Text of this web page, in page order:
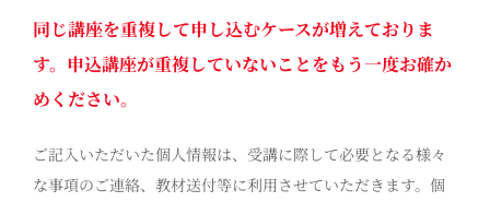
同じ講座を重複して申し込むケースが増えておりま
す。申込講座が重複していないことをもう一度お確か
めください。
ご記入いただいた個人情報は、受講に際して必要となる様々
な事項のご連絡、教材送付等に利用させていただきます。個